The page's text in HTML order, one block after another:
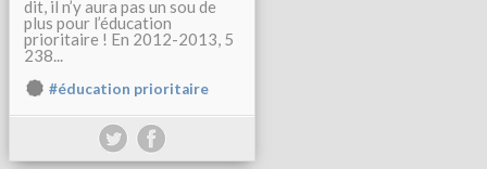
dit, il n’y aura pas un sou de
plus pour l’éducation
prioritaire ! En 2012-2013, 5
238...
#éducation prioritaire